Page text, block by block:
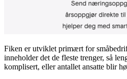
Fiken er utviklet primært for
inneholder det de fleste trenger, så
komplisert, eller antallet ansatte blir